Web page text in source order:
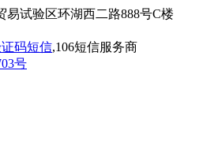
试验区环湖西二路888号C楼
码短信,106短信服务商
号